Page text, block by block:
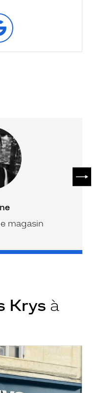
magasin
Krys à